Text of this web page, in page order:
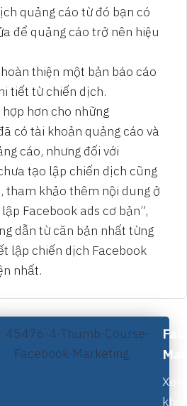
quảng cáo từ đó bạn có
để quảng cáo trở nên hiệu
thiện một bản báo cáo
tiết từ chiến dịch.
hơn cho những
có tài khoản quảng cáo và
cáo, nhưng đối với
tạo lập chiến dịch cũng
tham khảo thêm nội dung ở
Facebook ads cơ bản”,
dẫn từ căn bản nhất từng
lập chiến dịch Facebook
nhất.
Xem